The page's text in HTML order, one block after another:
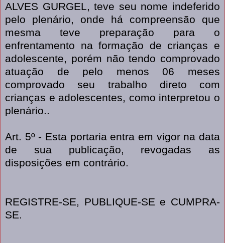
ALVES GURGEL, teve seu nome indeferido
pelo plenário, onde há compreensão que
mesma teve preparação para o
enfrentamento na formação de crianças e
adolescente, porém não tendo comprovado
atuação de pelo menos 06 meses
comprovado seu trabalho direto com
crianças e adolescentes, como interpretou o
plenário..
Art. 5º - Esta portaria entra em vigor na data
de sua publicação, revogadas as
disposições em contrário.
REGISTRE-SE, PUBLIQUE-SE e CUMPRA-
SE.